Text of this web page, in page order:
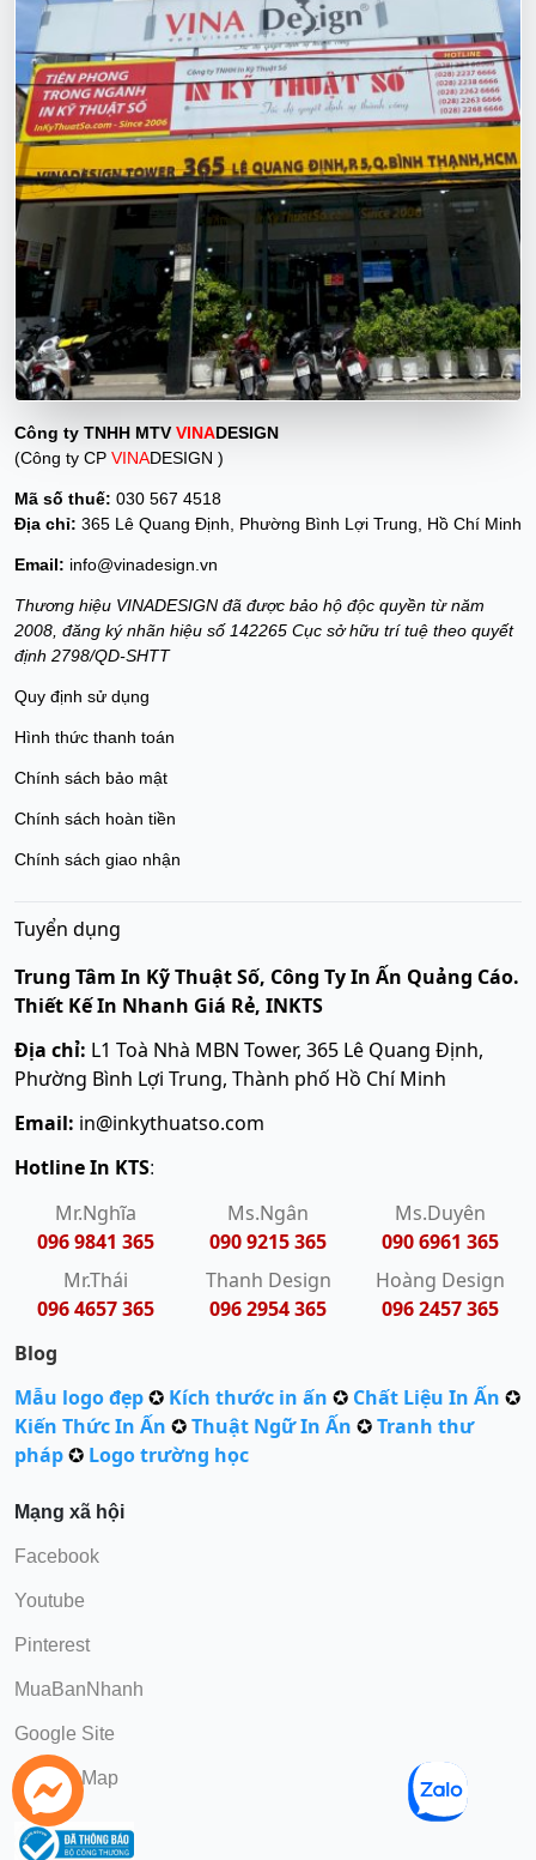
Công ty TNHH MTVVINADESIGN
(Công ty CP VINADESIGN )
Mã số thuế: 030 567 4518
Địa chỉ: 365 Lê Quang Định, Phường Bình Lợi Trung, Hồ Chí Minh
Email: info@vinadesign.vn
Thương hiệu VINADESIGN đã được bảo hộ độc quyền từ năm
2008, đăng ký nhãn hiệu số 142265 Cục sở hữu trí tuệ theo quyết
định 2798/QD-SHTT
Quy định sử dụng
Hình thức thanh toán
Chính sách bảo mật
Chính sách hoàn tiền
Chính sách giao nhận
Tuyển dụng
Trung Tâm In Kỹ Thuật Số, Công Ty In Ấn Quảng Cáo.
Thiết Kế In Nhanh Giá Rẻ, INKTS
Địa chỉ: L1 Toà Nhà MBN Tower, 365 Lê Quang Định,
Phường Bình Lợi Trung, Thành phố Hồ Chí Minh
Email: in@inkythuatso.com
Hotline In KTS:
Mr.Nghĩa
096 9841 365
Ms.Ngân
090 9215 365
Ms.Duyên
090 6961 365
Mr.Thái
096 4657 365
Thanh Design
096 2954 365
Hoàng Design
096 2457 365
Blog
Mẫu logo đẹp✪ Kích thước in ấn ✪ Chất Liệu In Ấn ✪
Kiến Thức In Ấn ✪Thuật Ngữ In Ấn ✪Tranh thư
pháp✪ Logo trường học
Mạng xã hội
Facebook
Youtube
Pinterest
MuaBanNhanh
Google Site
Google Map